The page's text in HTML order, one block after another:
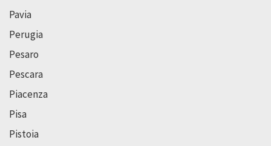
Pavia
Perugia
Pesaro
Pescara
Piacenza
Pisa
Pistoia